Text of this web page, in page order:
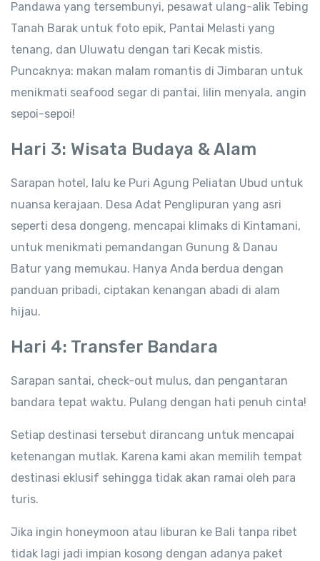
Pandawa yang tersembunyi, pesawat ulang-alik Tebing
Tanah Barak untuk foto epik, Pantai Melasti yang
tenang, dan Uluwatu dengan tari Kecak mistis.
Puncaknya: makan malam romantis di Jimbaran untuk
menikmati seafood segar di pantai, lilin menyala, angin
sepoi-sepoi!
Hari 3: Wisata Budaya & Alam
Sarapan hotel, lalu ke Puri Agung Peliatan Ubud untuk
nuansa kerajaan. Desa Adat Penglipuran yang asri
seperti desa dongeng, mencapai klimaks di Kintamani,
untuk menikmati pemandangan Gunung & Danau
Batur yang memukau. Hanya Anda berdua dengan
panduan pribadi, ciptakan kenangan abadi di alam
hijau.
Hari 4: Transfer Bandara
Sarapan santai, check-out mulus, dan pengantaran
bandara tepat waktu. Pulang dengan hati penuh cinta!
Setiap destinasi tersebut dirancang untuk mencapai
ketenangan mutlak. Karena kami akan memilih tempat
destinasi eklusif sehingga tidak akan ramai oleh para
turis.
Jika ingin honeymoon atau liburan ke Bali tanpa ribet
tidak lagi jadi impian kosong dengan adanya paket